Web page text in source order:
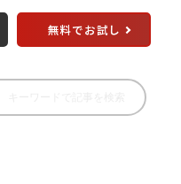
無料でお試し